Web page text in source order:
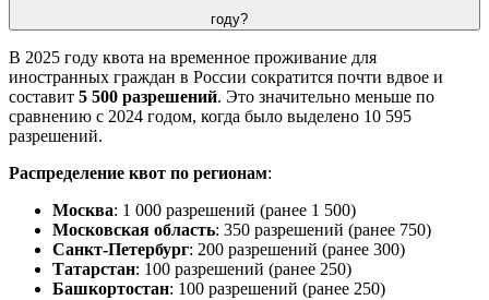
году?
В 2025 году квота на временное проживание для
иностранных граждан в России сократится почти вдвое и
составит 5 500 разрешений. Это значительно меньше по
сравнению с 2024 годом, когда было выделено 10 595
разрешений.
Распределение квот по регионам:
Москва: 1 000 разрешений (ранее 1 500)
Московская область: 350 разрешений (ранее 750)
Санкт-Петербург: 200 разрешений (ранее 300)
Татарстан: 100 разрешений (ранее 250)
Башкортостан: 100 разрешений (ранее 250)